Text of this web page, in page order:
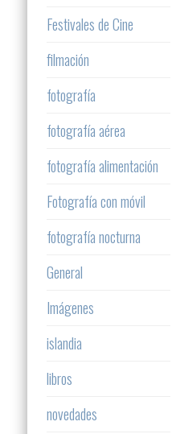
Festivales de Cine
filmación
fotografía
fotografía aérea
fotografía alimentación
Fotografía con móvil
fotografía nocturna
General
Imágenes
islandia
libros
novedades